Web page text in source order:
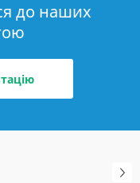
до наших